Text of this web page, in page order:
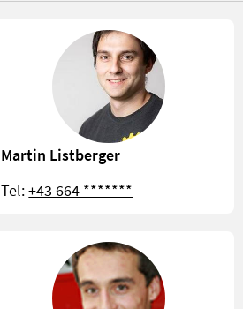
Martin Listberger
Tel:+43 664 *******